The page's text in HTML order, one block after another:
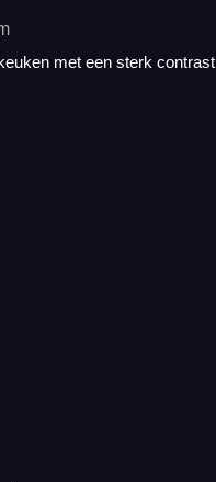
met een sterk contrast